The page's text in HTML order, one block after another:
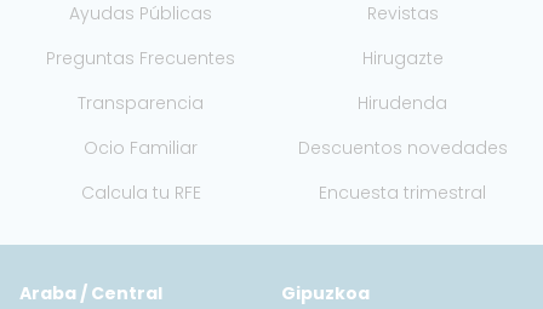
Ayudas Públicas
Revistas
Preguntas Frecuentes
Hirugazte
Transparencia
Hirudenda
Ocio Familiar
Descuentos novedades
Calcula tu RFE
Encuesta trimestral
Araba / Central
Gipuzkoa